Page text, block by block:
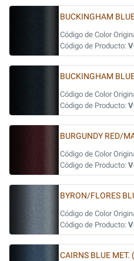
BUCKINGHAM
Código de Color
Código de Producto:
BUCKINGHAM
Código de Color
Código de Producto:
BURGUNDY RED/
Código de Color
Código de Producto:
BYRON/FLORES
Código de Color
Código de Producto:
CAIRNS BLUE MET.